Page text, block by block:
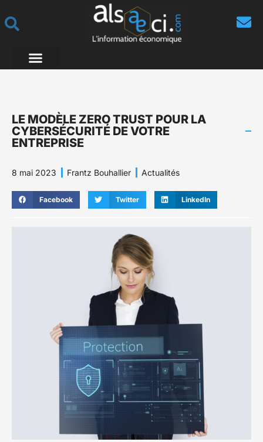
LE MODÈLE ZERO TRUST POUR LA
CYBERSÉCURITÉ DE VOTRE
ENTREPRISE
8 mai 2023 Frantz Bouhallier Actualités
Facebook Twitter LinkedIn